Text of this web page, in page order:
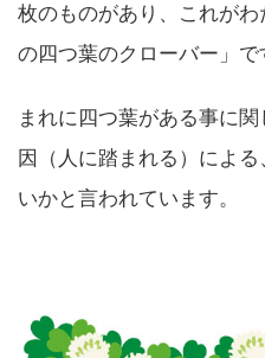
枚のものがあり、これが
の四つ葉のクローバー」で
まれに四つ葉がある事に
因（人に踏まれる）によ
いかと言われています。